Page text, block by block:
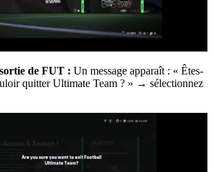
de FUT : Un message apparaît : « Êtes-
quitter Ultimate Team ? » → sélectionnez